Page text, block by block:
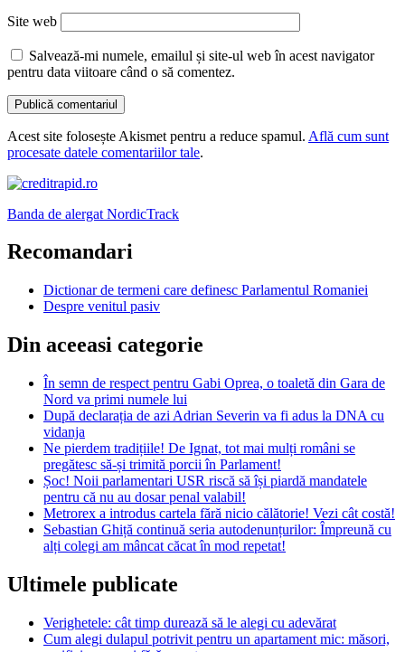
Site web
Salvează-mi numele, emailul și site-ul web în acest navigator
pentru data viitoare când o să comentez.
Acest site folosește Akismet pentru a reduce spamul. Află cum sunt
procesate datele comentariilor tale.
Banda de alergat NordicTrack
Recomandari
Dictionar de termeni care definesc Parlamentul Romaniei
Despre venitul pasiv
Din aceeasi categorie
În semn de respect pentru Gabi Oprea, o toaletă din Gara de
Nord va primi numele lui
După declarația de azi Adrian Severin va fi adus la DNA cu
vidanja
Ne pierdem tradițiile! De Ignat, tot mai mulți români se
pregătesc să-și trimită porcii în Parlament!
Șoc! Noii parlamentari USR riscă să își piardă mandatele
pentru că nu au dosar penal valabil!
Metrorex a introdus cartela fără nicio călătorie! Vezi cât costă!
Sebastian Ghiță continuă seria autodenunțurilor: Împreună cu
alți colegi am mâncat căcat în mod repetat!
Ultimele publicate
Verighetele: cât timp durează să le alegi cu adevărat
Cum alegi dulapul potrivit pentru un apartament mic: măsori,